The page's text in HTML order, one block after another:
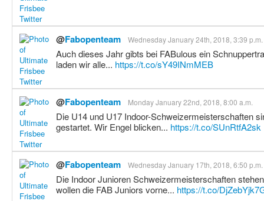
@Fabopenteam Wednesday January 24th, 2018, 3:39 p.m.
Auch dieses Jahr gibts bei FABulous ein
laden wir alle... https://t.co/sY49INmMEB
@Fabopenteam Monday January 22nd, 2018, 8:00 a.m.
Die U14 und U17 Indoor-Schweizermeisterschaften
gestartet. Wir Engel blicken... https://t.co/SUnRtfA2sk
@Fabopenteam Wednesday January 17th, 2018, 6:50 p.m.
Die Indoor Junioren Schweizermeisterschaften
wollen die FAB Juniors vorne... https://t.co/